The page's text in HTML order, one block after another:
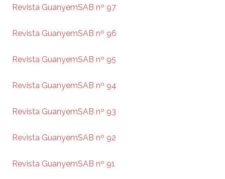
Revista GuanyemSAB nº 97
Revista GuanyemSAB nº 96
Revista GuanyemSAB nº 95
Revista GuanyemSAB nº 94
Revista GuanyemSAB nº 93
Revista GuanyemSAB nº 92
Revista GuanyemSAB nº 91